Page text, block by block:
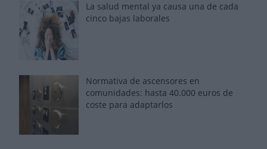
La salud mental ya causa una de cada
cinco bajas laborales
Normativa de ascensores en
comunidades: hasta 40.000 euros de
coste para adaptarlos